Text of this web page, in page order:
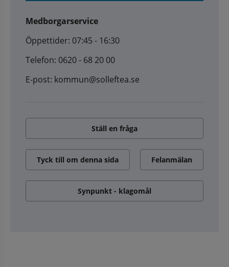
Medborgarservice
Öppettider: 07:45 - 16:30
Telefon: 0620 - 68 20 00
E-post: kommun@solleftea.se
Ställ en fråga
Tyck till om denna sida Felanmälan
Synpunkt - klagomål